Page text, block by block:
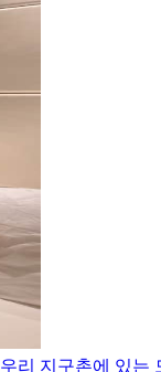
우리 지구촌에 있는